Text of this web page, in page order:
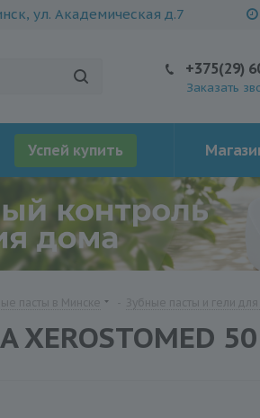
ул. Академическая д.7
+375(29)
Заказать
Успей купить
XEROSTOMED